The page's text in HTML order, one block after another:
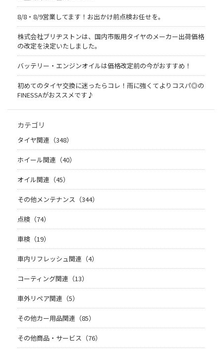
8/8・8/9営業してます！お出かけ前点検お任せを。
株式会社ブリヂストンは、国内市販用タイヤのメーカー出荷価格
の改定を決定いたしました。
バッテリー・エンジンオイルは価格改定前の今がおすすめ！
初めてのタイヤ交換に迷ったらコレ！雨に強くてよりコスパ◎の
FINESSAがおススメです♪
カテゴリ
タイヤ関連（348）
ホイール関連（40）
オイル関連（45）
その他メンテナンス（344）
点検（74）
車検（19）
車内リフレッシュ関連（4）
コーティング関連（13）
車外リペア関連（5）
その他カー用品関連（85）
その他商品・サービス（76）